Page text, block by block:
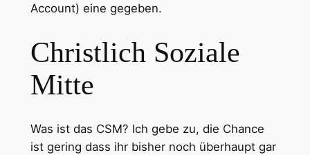
Account) eine gegeben.
Christlich Soziale
Mitte
Was ist das CSM? Ich gebe zu, die Chance
ist gering dass ihr bisher noch überhaupt gar